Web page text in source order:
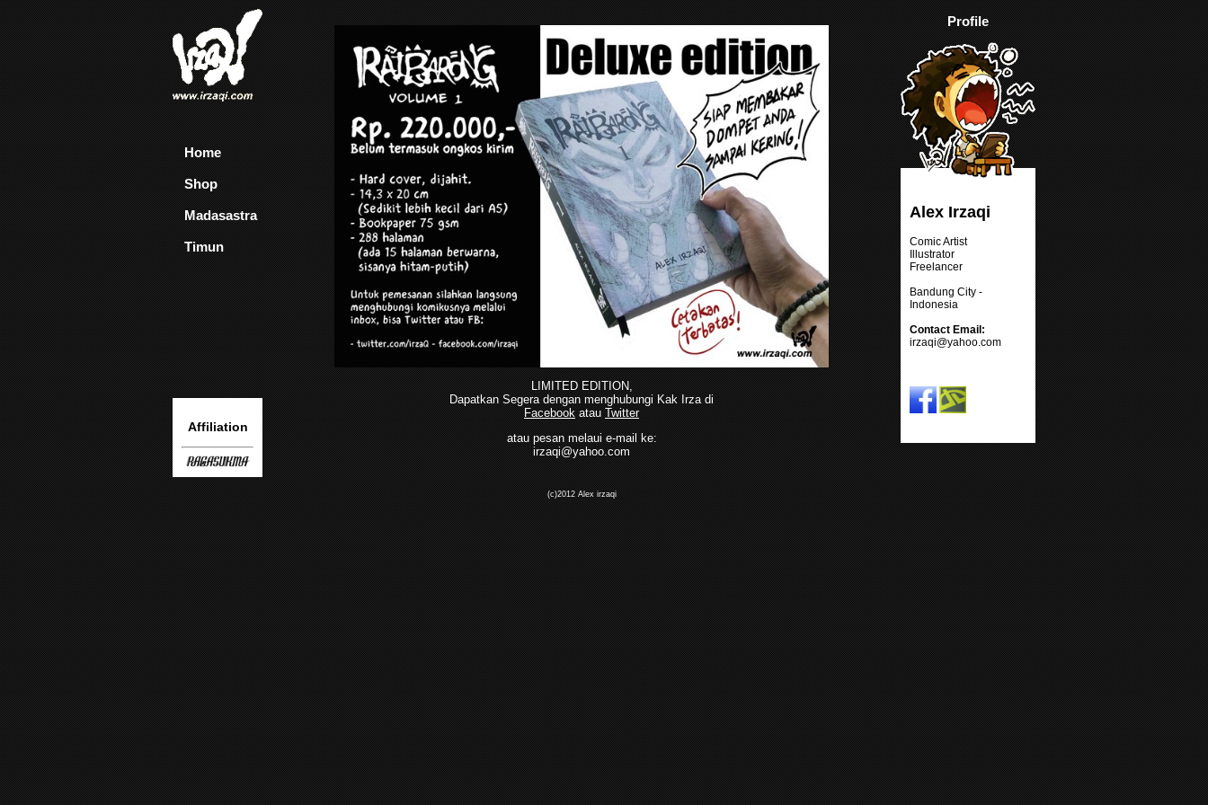
Home
Shop
Madasastra
Timun
Affiliation
LIMITED EDITION,
Dapatkan Segera dengan menghubungi Kak Irza di
FacebookatauTwitter
atau pesan melaui e-mail ke:
irzaqi@yahoo.com
(c)2012 Alex irzaqi
Profile
Alex Irzaqi
Comic Artist
Illustrator
Freelancer
Bandung City -
Indonesia
Contact Email:
irzaqi@yahoo.com